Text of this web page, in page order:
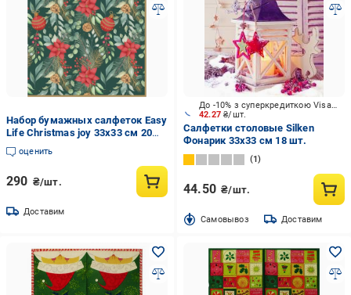
Набор бумажных салфеток Easy
Life Christmas joy 33х33 см 20
шт. (111006504)
оценить
290 ₴/шт.
Доставим
42.27₴/шт.
До -10% з суперкредиткою Visa Вигода
Салфетки столовые Silken
Фонарик 33х33 см 18 шт.
1
44.50 ₴/шт.
Cамовывоз Доставим